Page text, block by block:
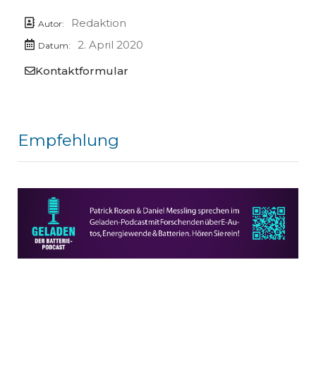
Autor: Redaktion
Datum:
2. April 2020
Kontaktformular
Empfehlung